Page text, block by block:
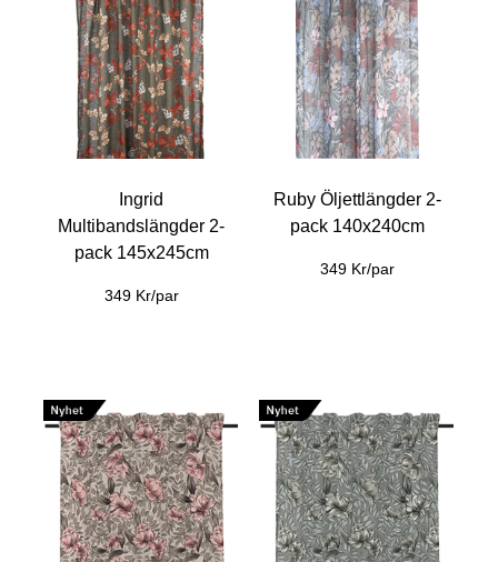
Ingrid
Multibandslängder 2-
pack 145x245cm
349 Kr/par
Ruby Öljettlängder 2-
pack 140x240cm
349 Kr/par